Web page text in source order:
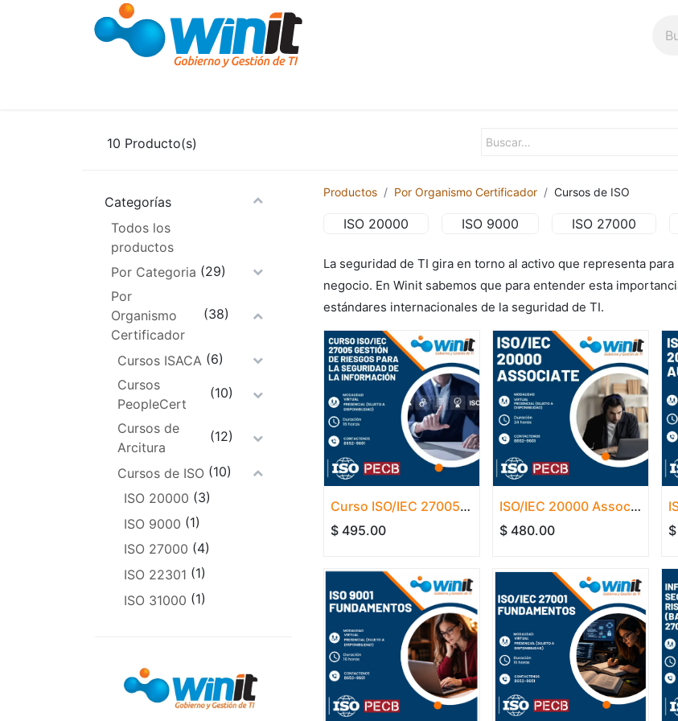
10 Producto(s)
Categorías
Todos los
productos
Por Categoria (29)
Por
Organismo
Certificador
(38)
Cursos ISACA (6)
Cursos
PeopleCert
(10)
Cursos de
Arcitura
(12)
Cursos de ISO (10)
ISO 20000 (3)
ISO 9000 (1)
ISO 27000 (4)
ISO 22301 (1)
ISO 31000 (1)
Productos Por Organismo Certificador Cursos de ISO
ISO 20000 ISO 9000 ISO 27000
La seguridad de TI gira en torno al activo que representa
negocio. En Winit sabemos que para entender esta
estándares internacionales de la seguridad de TI.
Curso ISO/IEC 27005 Gestión de Riesgos para la Seguridad de la Información
$ 495.00
ISO/IEC 20000 Associate
$ 480.00
$